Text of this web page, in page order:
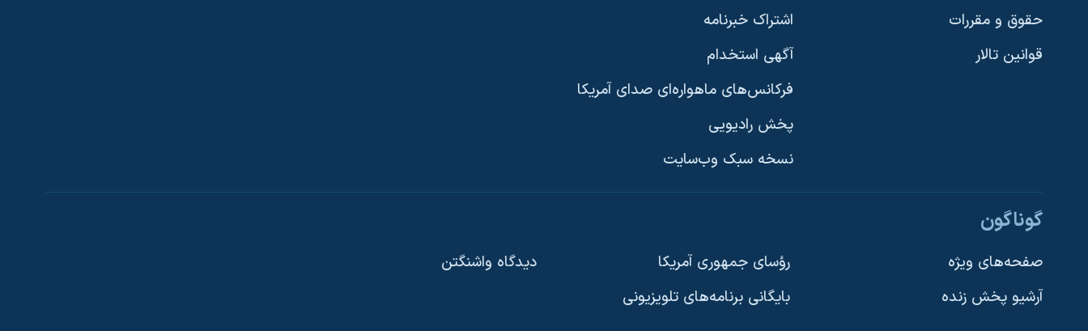
دنبال کنید
زبانهای مختلف
حقوق و مقررات
قوانین تالار
اشتراک خبرنامه
آگهی استخدام
فرکانس‌های ماهواره‌ای صدای آمریکا
پخش رادیویی
نسخه سبک وب‌سایت
گوناگون
صفحه‌های ویژه
آرشیو پخش زنده
رؤسای جمهوری آمریکا
بایگانی برنامه‌های تلویزیونی
دیدگاه‌ واشنگتن